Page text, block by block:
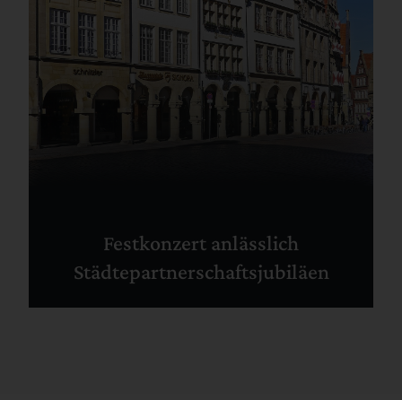
Festkonzert anlässlich
Städtepartnerschaftsjubiläen